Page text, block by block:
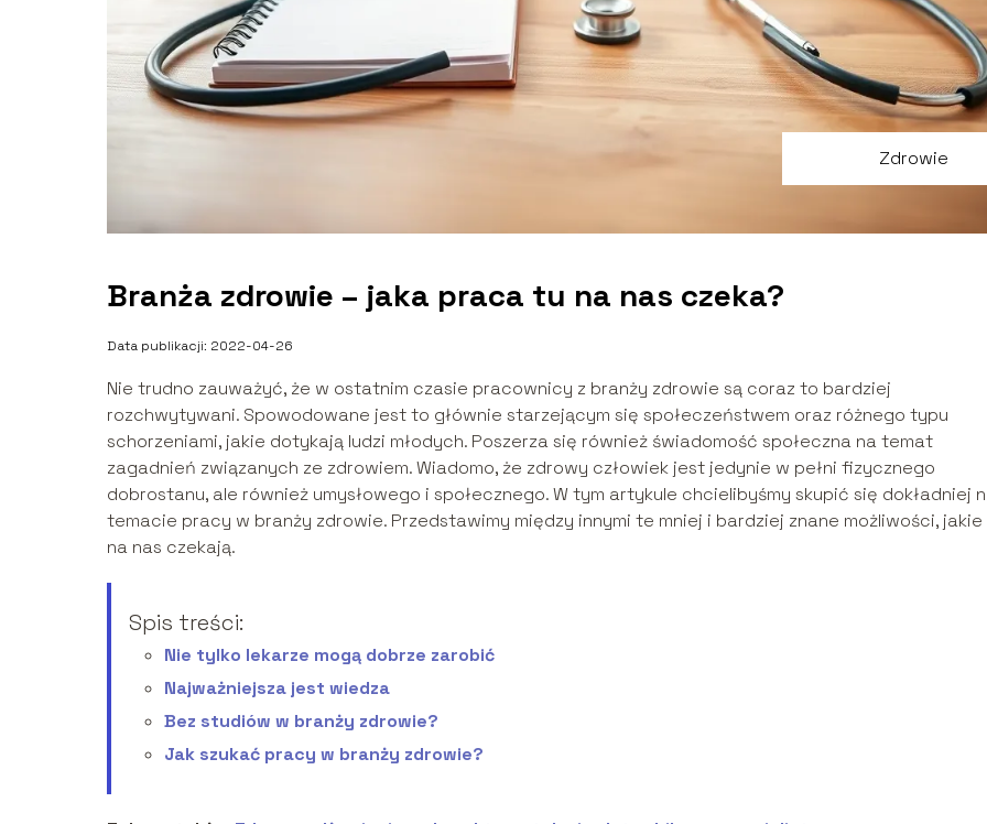
Zdrowie
Branża zdrowie – jaka praca tu na nas czeka?
Data publikacji: 2022-04-26
Nie trudno zauważyć, że w ostatnim czasie pracownicy z branży zdrowie są coraz to bardziej
rozchwytywani. Spowodowane jest to głównie starzejącym się społeczeństwem oraz różnego typu
schorzeniami, jakie dotykają ludzi młodych. Poszerza się również świadomość społeczna na temat
zagadnień związanych ze zdrowiem. Wiadomo, że zdrowy człowiek jest jedynie w pełni fizycznego
dobrostanu, ale również umysłowego i społecznego. W tym artykule chcielibyśmy skupić się dokładniej
temacie pracy w branży zdrowie. Przedstawimy między innymi te mniej i bardziej znane możliwości,
na nas czekają.
Spis treści:
Nie tylko lekarze mogą dobrze zarobić
Najważniejsza jest wiedza
Bez studiów w branży zdrowie?
Jak szukać pracy w branży zdrowie?